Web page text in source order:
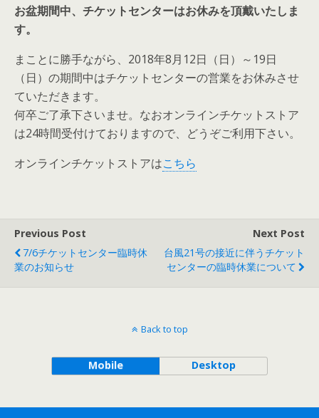
お盆期間中、チケットセンターはお休みを頂戴いたしま
す。
まことに勝手ながら、2018年8月12日（日）～19日
（日）の期間中はチケットセンターの営業をお休みさせ
ていただきます。
何卒ご了承下さいませ。なおオンラインチケットストア
は24時間受付けておりますので、どうぞご利用下さい。
オンラインチケットストアはこちら
Previous Post
7/6チケットセンター臨時休
業のお知らせ
Next Post
台風21号の接近に伴うチケット
センターの臨時休業について
Back to top
Mobile Desktop